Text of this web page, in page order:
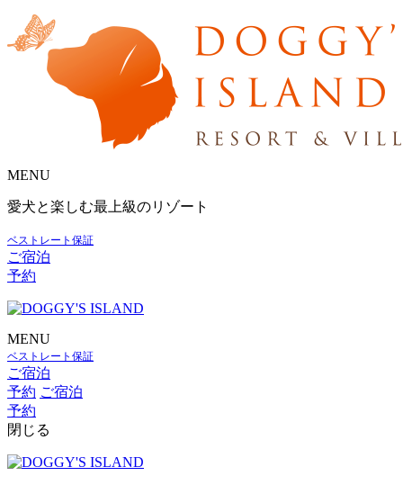
MENU
愛犬と楽しむ最上級のリゾート
ベストレート保証
ご宿泊
予約
MENU
ベストレート保証
ご宿泊
予約 ご宿泊
予約
閉じる